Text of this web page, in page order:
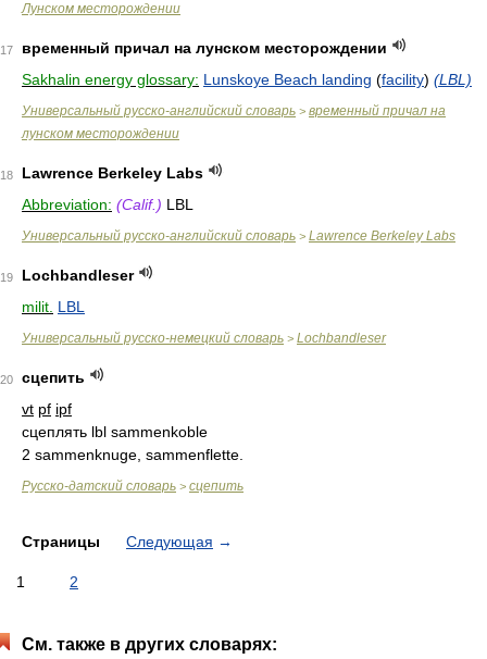
Лунском месторождении
17
временный причал на лунском месторождении
Sakhalin energy glossary: Lunskoye Beach landing (facility) (LBL)
Универсальный русско-английский словарь > временный причал на
лунском месторождении
18
Lawrence Berkeley Labs
Abbreviation: (Calif.) LBL
Универсальный русско-английский словарь > Lawrence Berkeley Labs
19
Lochbandleser
milit. LBL
Универсальный русско-немецкий словарь > Lochbandleser
20
сцепить
vt pf ipf
сцеплять lbl sammenkoble
2 sammenknuge, sammenflette.
Русско-датский словарь > сцепить
Страницы Следующая →
1 2
См. также в других словарях: